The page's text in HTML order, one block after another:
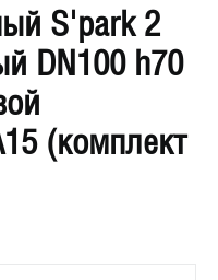
S'park 2
DN100 h70
(комплект